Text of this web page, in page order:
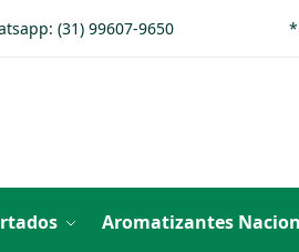
(31) 99607-9650
Aromatizantes